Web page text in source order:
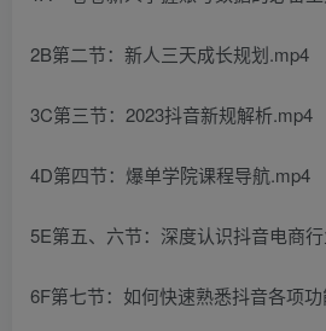
2B第二节：新人三天成长规划.mp4
3C第三节：2023抖音新规解析.mp4
4D第四节：爆单学院课程导航.mp4
5E第五、六节：深度认识抖音电商
6F第七节：如何快速熟悉抖音各项